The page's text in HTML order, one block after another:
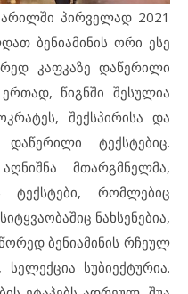
პირველად 2021
ბენიამინის ორი ესე
კაფკაზე დაწერილი
წიგნში შესულია
შექსპირისა და
ტექსტებიც.
მთარგმნელმა,
ტექსტები, რომლებიც
ნახსენებია,
ბენიამინის რჩეულ
სელექცია სუბიექტურია.